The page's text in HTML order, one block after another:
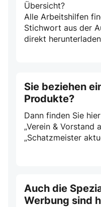
Übersicht?
Alle Arbeitshilfen
Stichwort aus der
direkt
Sie beziehen
Produkte?
Dann finden Sie
„Verein & Vorstand
„Schatzmeister
Auch die
Werbung sind